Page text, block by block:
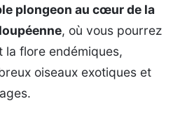
plongeon au cœur de la
, où vous pourrez
la flore endémiques,
oiseaux exotiques et